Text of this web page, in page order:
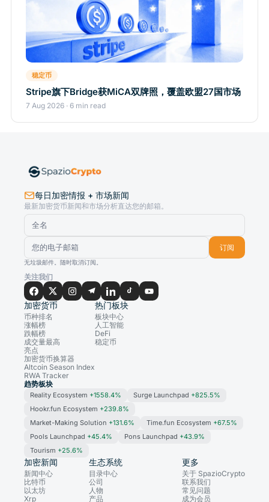
稳定币
Stripe旗下Bridge获MiCA双牌照，覆盖欧盟27国市场
7 Aug 2026 · 6 min read
每日加密情报 + 市场新闻
最新加密货币新闻和市场分析直达您的邮箱。
订阅
无垃圾邮件。随时取消订阅。
关注我们
加密货币
币种排名
涨幅榜
跌幅榜
成交量最高
亮点
加密货币换算器
Altcoin Season Index
RWA Tracker
热门板块
板块中心
人工智能
DeFi
稳定币
趋势板块
Reality Ecosystem +1558.4% Surge Launchpad +825.5%
Hookr.fun Ecosystem +239.8%
Market-Making Solution +131.6% Time.fun Ecosystem +67.5%
Pools Launchpad +45.4% Pons Launchpad +43.9%
Tourism +25.6%
加密新闻
新闻中心
比特币
以太坊
Xrp
生态系统
目录中心
公司
人物
产品
更多
关于 SpazioCrypto
联系我们
常见问题
成为会员